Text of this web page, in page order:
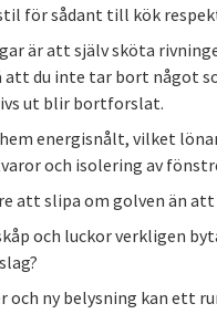
för sådant till kök
är att själv sköta
du inte tar bort något
ut blir bortforslat.
energisnålt, vilket
och isolering av
att slipa om golven än
och luckor verkligen
och ny belysning kan ett